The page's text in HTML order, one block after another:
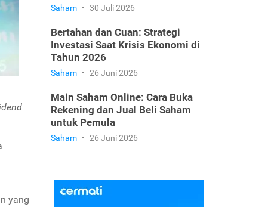
yang
Saham • 30 Juli 2026
Bertahan dan Cuan: Strategi
Investasi Saat Krisis Ekonomi di
Tahun 2026
Saham • 26 Juni 2026
Main Saham Online: Cara Buka
Rekening dan Jual Beli Saham
untuk Pemula
Saham • 26 Juni 2026